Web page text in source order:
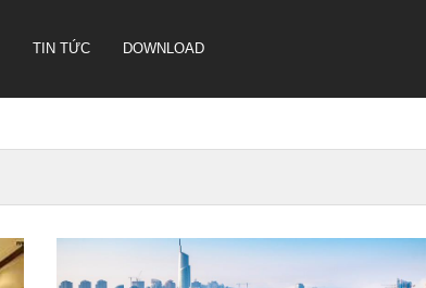
LOA IP- PA SYSTEM SONBS
HỆ THỐNG LOA ANALOG - PA
TIN TỨC DOWNLOAD